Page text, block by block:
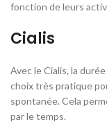
fonction de leurs
Cialis
Avec le Cialis, la
choix très pratique
spontanée. Cela
par le temps.